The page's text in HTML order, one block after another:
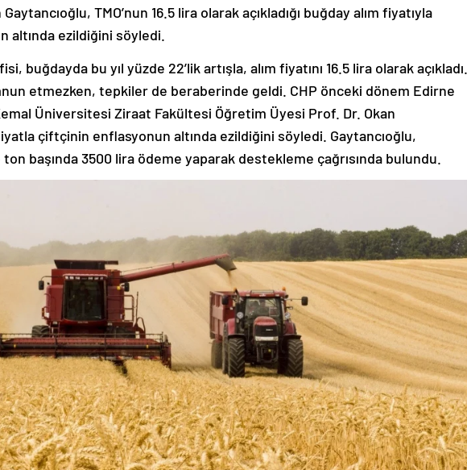
TMO’nun 16.5 lira olarak açıkladığı buğday alım fiyatıyla
altında ezildiğini söyledi.
buğdayda bu yıl yüzde 22’lik artışla, alım fiyatını 16.5 lira olarak açıkladı.
etmezken, tepkiler de beraberinde geldi. CHP önceki dönem Edirne
Üniversitesi Ziraat Fakültesi Öğretim Üyesi Prof. Dr. Okan
çiftçinin enflasyonun altında ezildiğini söyledi. Gaytancıoğlu,
başında 3500 lira ödeme yaparak destekleme çağrısında bulundu.